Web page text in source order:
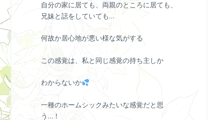
自分の家に居ても、両親のところに居ても、
兄妹と話をしていても…
何故か居心地が悪い様な気がする
この感覚は、私と同じ感覚の持ち主しか
わからないか
一種のホームシックみたいな感覚だと思
う…！